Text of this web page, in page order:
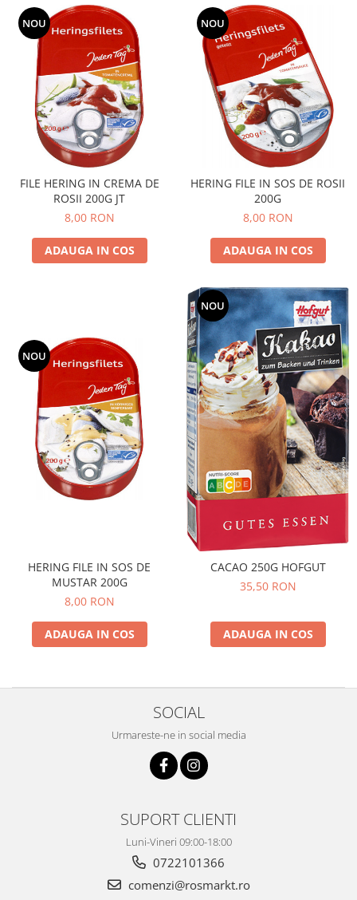
NOU
FILE HERING IN CREMA DE
ROSII 200G JT
8,00 RON
ADAUGA IN COS
NOU
HERING FILE IN SOS DE ROSII
200G
8,00 RON
ADAUGA IN COS
NOU
HERING FILE IN SOS DE
MUSTAR 200G
8,00 RON
ADAUGA IN COS
NOU
CACAO 250G HOFGUT
35,50 RON
ADAUGA IN COS
SOCIAL
Urmareste-ne in social media
SUPORT CLIENTI
Luni-Vineri 09:00-18:00
0722101366
comenzi@rosmarkt.ro